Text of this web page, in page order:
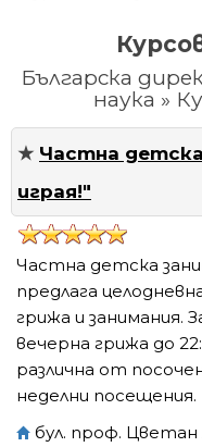
Българска
наука »
★ Частна детска
играя!"
Частна детска
предлага
грижа и занимания.
вечерна грижа до
различна от
неделни посещения.
бул. проф. Цветан